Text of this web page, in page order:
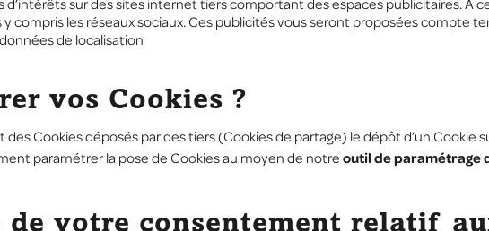
sur des sites internet tiers comportant des espaces publicitaires. A
compris les réseaux sociaux. Ces publicités vous seront proposées compte
de localisation
vos Cookies ?
Cookies déposés par des tiers (Cookies de partage) le dépôt d’un Cookie
paramétrer la pose de Cookies au moyen de notre outil de paramétrage
de votre consentement relatif